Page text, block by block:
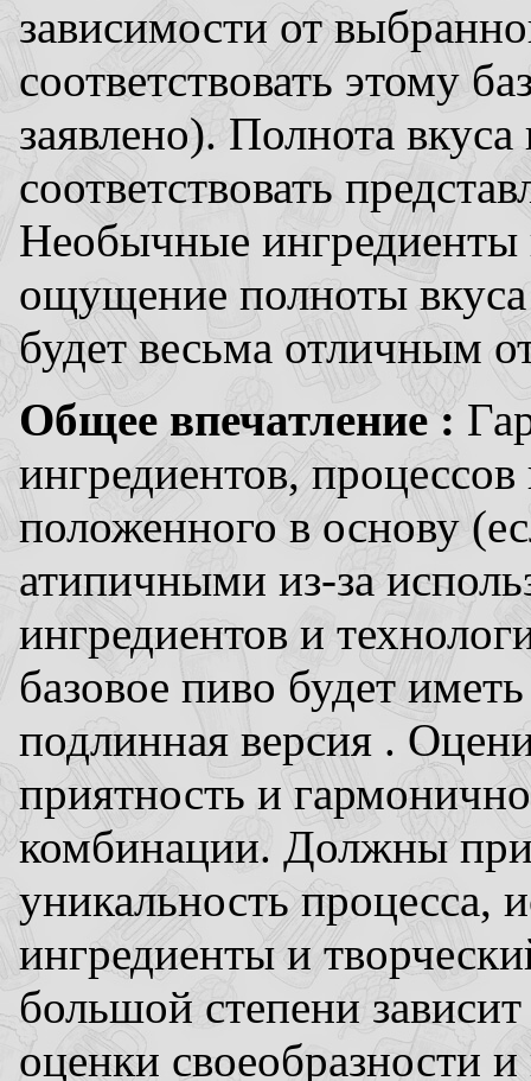
зависимости от
соответствовать этому
заявлено). Полнота
соответствовать
Необычные ингредиенты
ощущение полноты вкуса
будет весьма отличным
Общее впечатление :
ингредиентов,
положенного в основу
атипичными из-за
ингредиентов и
базовое пиво будет
подлинная версия .
приятность и
комбинации. Должны
уникальность процесса,
ингредиенты и
большой степени
оценки своеобразности